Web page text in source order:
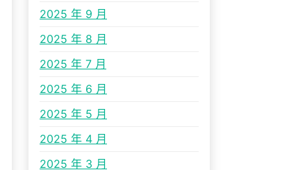
2025 年 9 月
2025 年 8 月
2025 年 7 月
2025 年 6 月
2025 年 5 月
2025 年 4 月
2025 年 3 月